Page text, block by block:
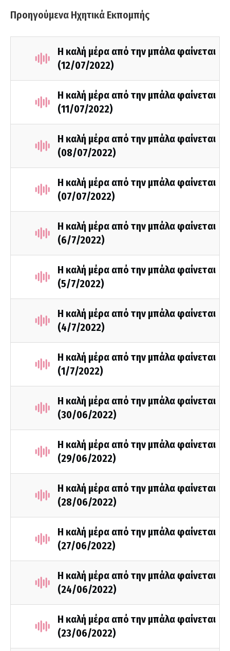
Προηγούμενα Ηχητικά Εκπομπής
Η καλή μέρα από την μπάλα φαίνεται
(12/07/2022)
Η καλή μέρα από την μπάλα φαίνεται
(11/07/2022)
Η καλή μέρα από την μπάλα φαίνεται
(08/07/2022)
Η καλή μέρα από την μπάλα φαίνεται
(07/07/2022)
Η καλή μέρα από την μπάλα φαίνεται
(6/7/2022)
Η καλή μέρα από την μπάλα φαίνεται
(5/7/2022)
Η καλή μέρα από την μπάλα φαίνεται
(4/7/2022)
Η καλή μέρα από την μπάλα φαίνεται
(1/7/2022)
Η καλή μέρα από την μπάλα φαίνεται
(30/06/2022)
Η καλή μέρα από την μπάλα φαίνεται
(29/06/2022)
Η καλή μέρα από την μπάλα φαίνεται
(28/06/2022)
Η καλή μέρα από την μπάλα φαίνεται
(27/06/2022)
Η καλή μέρα από την μπάλα φαίνεται
(24/06/2022)
Η καλή μέρα από την μπάλα φαίνεται
(23/06/2022)